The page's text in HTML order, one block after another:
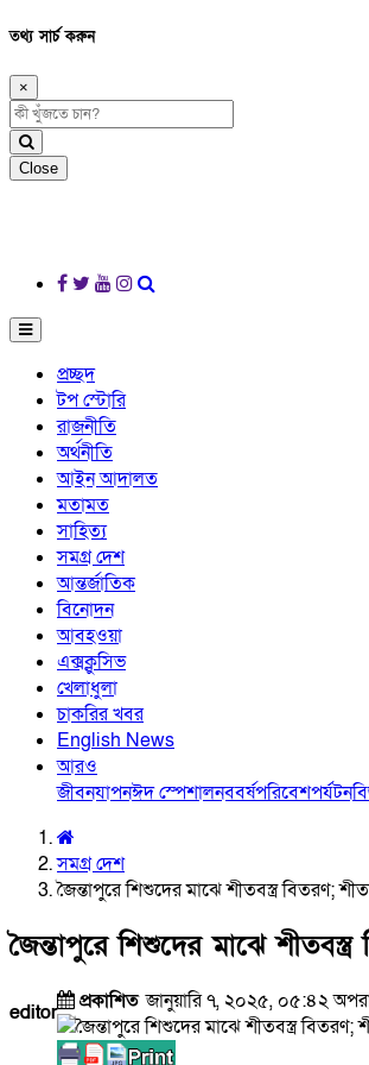
তথ্য সার্চ করুন
×
Close
প্রচ্ছদ
টপ স্টোরি
রাজনীতি
অর্থনীতি
আইন আদালত
মতামত
সাহিত্য
সমগ্র দেশ
আন্তর্জাতিক
বিনোদন
আবহওয়া
এক্সক্লুসিভ
খেলাধুলা
চাকরির খবর
English News
আরও
জীবনযাপনঈদ স্পেশালনববর্ষপরিবেশপর্যটন
সমগ্র দেশ
জৈন্তাপুরে শিশুদের মাঝে শীতবস্ত্র বিতরণ;
জৈন্তাপুরে শিশুদের মাঝে
editor প্রকাশিতজানুয়ারি ৭, ২০২৫, ০৫:৪২